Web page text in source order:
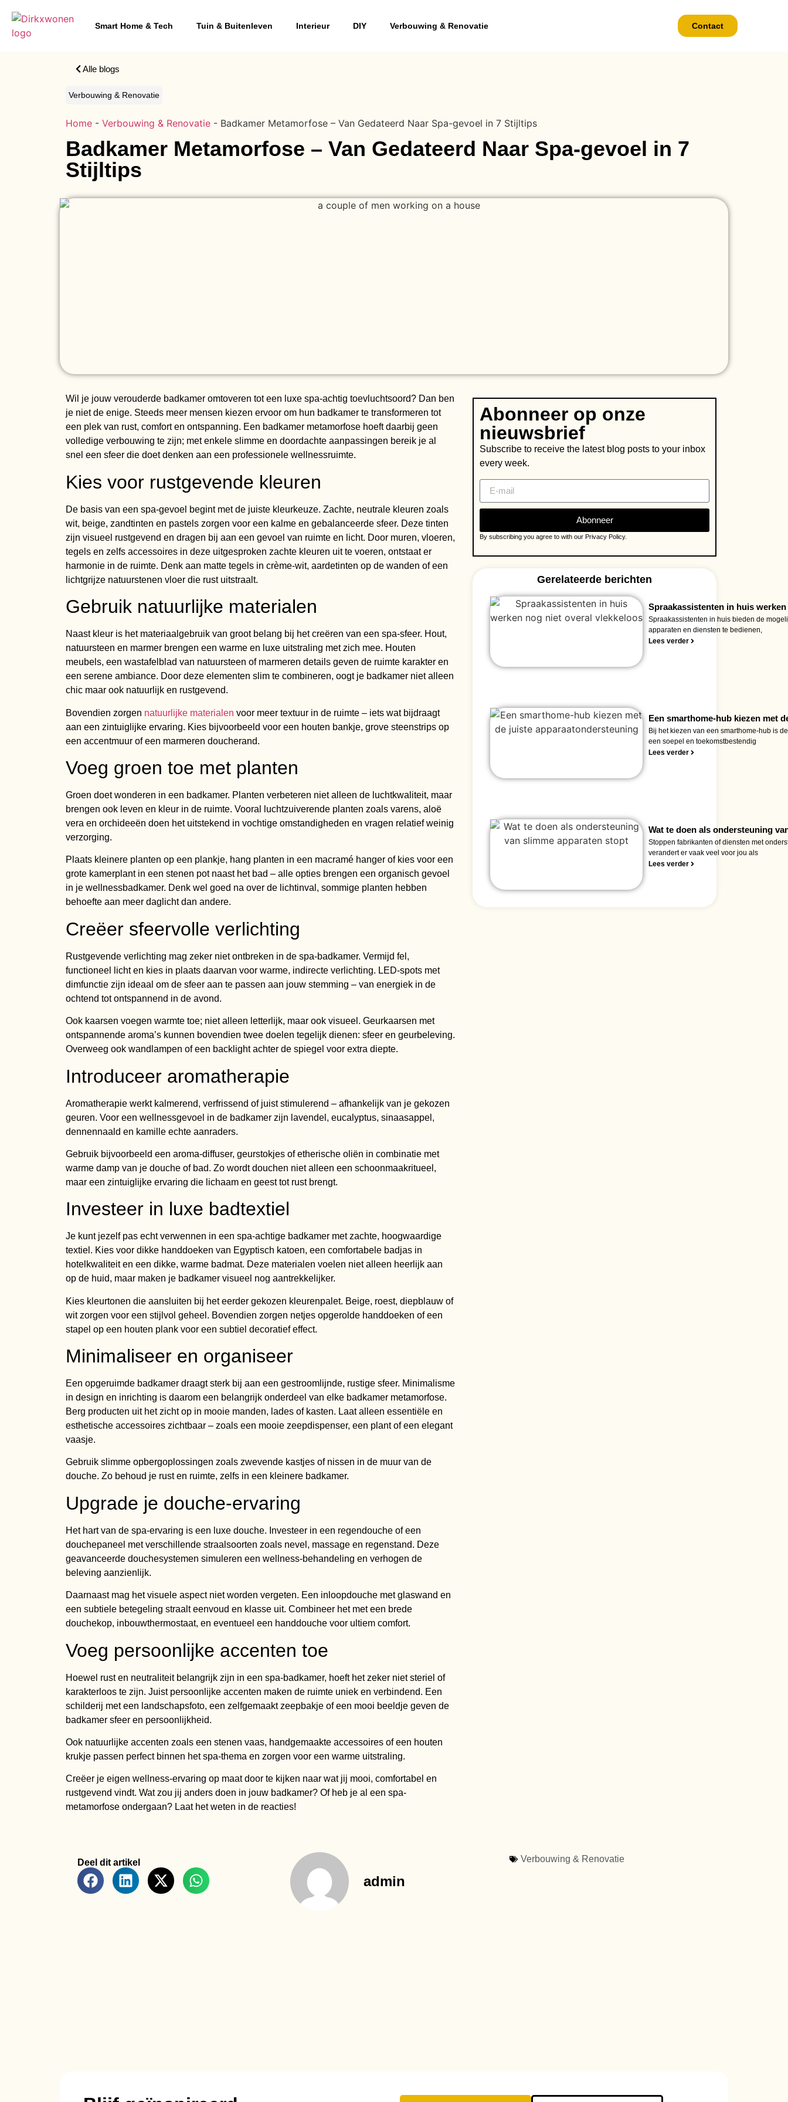
Smart Home & Tech Tuin & Buitenleven Interieur DIY Verbouwing & Renovatie Contact
Alle blogs
Verbouwing & Renovatie
Home - Verbouwing & Renovatie - Badkamer Metamorfose – Van Gedateerd Naar Spa-gevoel in 7 Stijltips
Badkamer Metamorfose – Van Gedateerd Naar Spa-gevoel in 7
Stijltips
Wil je jouw verouderde badkamer omtoveren tot een luxe spa-achtig toevluchtsoord? Dan ben
je niet de enige. Steeds meer mensen kiezen ervoor om hun badkamer te transformeren tot
een plek van rust, comfort en ontspanning. Een badkamer metamorfose hoeft daarbij geen
volledige verbouwing te zijn; met enkele slimme en doordachte aanpassingen bereik je al
snel een sfeer die doet denken aan een professionele wellnessruimte.
Kies voor rustgevende kleuren
De basis van een spa-gevoel begint met de juiste kleurkeuze. Zachte, neutrale kleuren zoals
wit, beige, zandtinten en pastels zorgen voor een kalme en gebalanceerde sfeer. Deze tinten
zijn visueel rustgevend en dragen bij aan een gevoel van ruimte en licht. Door muren, vloeren,
tegels en zelfs accessoires in deze uitgesproken zachte kleuren uit te voeren, ontstaat er
harmonie in de ruimte. Denk aan matte tegels in crème-wit, aardetinten op de wanden of een
lichtgrijze natuurstenen vloer die rust uitstraalt.
Gebruik natuurlijke materialen
Naast kleur is het materiaalgebruik van groot belang bij het creëren van een spa-sfeer. Hout,
natuursteen en marmer brengen een warme en luxe uitstraling met zich mee. Houten
meubels, een wastafelblad van natuursteen of marmeren details geven de ruimte karakter en
een serene ambiance. Door deze elementen slim te combineren, oogt je badkamer niet alleen
chic maar ook natuurlijk en rustgevend.
Bovendien zorgen natuurlijke materialen voor meer textuur in de ruimte – iets wat bijdraagt
aan een zintuiglijke ervaring. Kies bijvoorbeeld voor een houten bankje, grove steenstrips op
een accentmuur of een marmeren doucherand.
Voeg groen toe met planten
Groen doet wonderen in een badkamer. Planten verbeteren niet alleen de luchtkwaliteit, maar
brengen ook leven en kleur in de ruimte. Vooral luchtzuiverende planten zoals varens, aloë
vera en orchideeën doen het uitstekend in vochtige omstandigheden en vragen relatief weinig
verzorging.
Plaats kleinere planten op een plankje, hang planten in een macramé hanger of kies voor een
grote kamerplant in een stenen pot naast het bad – alle opties brengen een organisch gevoel
in je wellnessbadkamer. Denk wel goed na over de lichtinval, sommige planten hebben
behoefte aan meer daglicht dan andere.
Creëer sfeervolle verlichting
Rustgevende verlichting mag zeker niet ontbreken in de spa-badkamer. Vermijd fel,
functioneel licht en kies in plaats daarvan voor warme, indirecte verlichting. LED-spots met
dimfunctie zijn ideaal om de sfeer aan te passen aan jouw stemming – van energiek in de
ochtend tot ontspannend in de avond.
Ook kaarsen voegen warmte toe; niet alleen letterlijk, maar ook visueel. Geurkaarsen met
ontspannende aroma’s kunnen bovendien twee doelen tegelijk dienen: sfeer en geurbeleving.
Overweeg ook wandlampen of een backlight achter de spiegel voor extra diepte.
Introduceer aromatherapie
Aromatherapie werkt kalmerend, verfrissend of juist stimulerend – afhankelijk van je gekozen
geuren. Voor een wellnessgevoel in de badkamer zijn lavendel, eucalyptus, sinaasappel,
dennennaald en kamille echte aanraders.
Gebruik bijvoorbeeld een aroma-diffuser, geurstokjes of etherische oliën in combinatie met
warme damp van je douche of bad. Zo wordt douchen niet alleen een schoonmaakritueel,
maar een zintuiglijke ervaring die lichaam en geest tot rust brengt.
Investeer in luxe badtextiel
Je kunt jezelf pas echt verwennen in een spa-achtige badkamer met zachte, hoogwaardige
textiel. Kies voor dikke handdoeken van Egyptisch katoen, een comfortabele badjas in
hotelkwaliteit en een dikke, warme badmat. Deze materialen voelen niet alleen heerlijk aan
op de huid, maar maken je badkamer visueel nog aantrekkelijker.
Kies kleurtonen die aansluiten bij het eerder gekozen kleurenpalet. Beige, roest, diepblauw of
wit zorgen voor een stijlvol geheel. Bovendien zorgen netjes opgerolde handdoeken of een
stapel op een houten plank voor een subtiel decoratief effect.
Minimaliseer en organiseer
Een opgeruimde badkamer draagt sterk bij aan een gestroomlijnde, rustige sfeer. Minimalisme
in design en inrichting is daarom een belangrijk onderdeel van elke badkamer metamorfose.
Berg producten uit het zicht op in mooie manden, lades of kasten. Laat alleen essentiële en
esthetische accessoires zichtbaar – zoals een mooie zeepdispenser, een plant of een elegant
vaasje.
Gebruik slimme opbergoplossingen zoals zwevende kastjes of nissen in de muur van de
douche. Zo behoud je rust en ruimte, zelfs in een kleinere badkamer.
Upgrade je douche-ervaring
Het hart van de spa-ervaring is een luxe douche. Investeer in een regendouche of een
douchepaneel met verschillende straalsoorten zoals nevel, massage en regenstand. Deze
geavanceerde douchesystemen simuleren een wellness-behandeling en verhogen de
beleving aanzienlijk.
Daarnaast mag het visuele aspect niet worden vergeten. Een inloopdouche met glaswand en
een subtiele betegeling straalt eenvoud en klasse uit. Combineer het met een brede
douchekop, inbouwthermostaat, en eventueel een handdouche voor ultiem comfort.
Voeg persoonlijke accenten toe
Hoewel rust en neutraliteit belangrijk zijn in een spa-badkamer, hoeft het zeker niet steriel of
karakterloos te zijn. Juist persoonlijke accenten maken de ruimte uniek en verbindend. Een
schilderij met een landschapsfoto, een zelfgemaakt zeepbakje of een mooi beeldje geven de
badkamer sfeer en persoonlijkheid.
Ook natuurlijke accenten zoals een stenen vaas, handgemaakte accessoires of een houten
krukje passen perfect binnen het spa-thema en zorgen voor een warme uitstraling.
Creëer je eigen wellness-ervaring op maat door te kijken naar wat jij mooi, comfortabel en
rustgevend vindt. Wat zou jij anders doen in jouw badkamer? Of heb je al een spa-
metamorfose ondergaan? Laat het weten in de reacties!
Abonneer op onze
nieuwsbrief
Subscribe to receive the latest blog posts to your inbox
every week.
Abonneer
By subscribing you agree to with our Privacy Policy.
Gerelateerde berichten
Spraakassistenten in huis
Spraakassistenten in huis bieden de
apparaten en diensten te bedienen,
Lees verder
Een smarthome-hub kiezen met
Bij het kiezen van een smarthome-hub is
een soepel en toekomstbestendig
Lees verder
Wat te doen als ondersteuning
Stoppen fabrikanten of diensten met
verandert er vaak veel voor jou als
Lees verder
Deel dit artikel
admin
Verbouwing & Renovatie